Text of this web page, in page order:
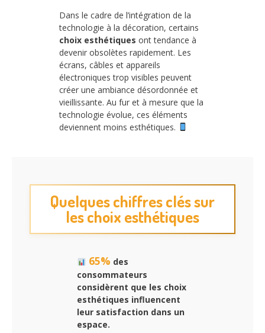
Dans le cadre de l’intégration de la
technologie à la décoration, certains
choix esthétiques ont tendance à
devenir obsolètes rapidement. Les
écrans, câbles et appareils
électroniques trop visibles peuvent
créer une ambiance désordonnée et
vieillissante. Au fur et à mesure que la
technologie évolue, ces éléments
deviennent moins esthétiques.
Quelques chiffres clés sur
les choix esthétiques
65% des
consommateurs
considèrent que les choix
esthétiques influencent
leur satisfaction dans un
espace.